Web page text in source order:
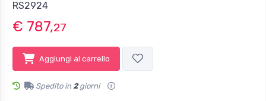
RS2924
€ 787,27
Aggiungi al carrello
Spedito in 2giorni